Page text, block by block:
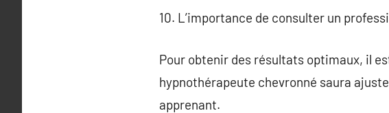
10. L’importance de consulter un
Pour obtenir des résultats optimaux, il
hypnothérapeute chevronné saura
apprenant.